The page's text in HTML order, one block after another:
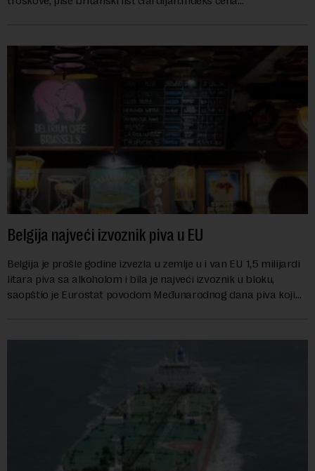
Belgija najveći izvoznik piva u EU
Belgija je prošle godine izvezla u zemlje u i van EU 1,5 milijardi
litara piva sa alkoholom i bila je najveći izvoznik u bloku,
saopštio je Eurostat povodom Međunarodnog dana piva koji